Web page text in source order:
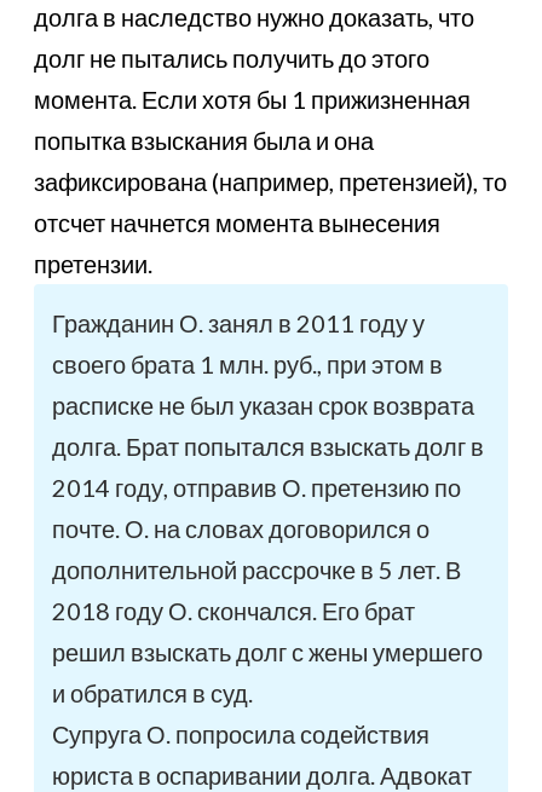
долга в наследство нужно доказать, что
долг не пытались получить до этого
момента. Если хотя бы 1 прижизненная
попытка взыскания была и она
зафиксирована (например, претензией), то
отсчет начнется момента вынесения
претензии.
Гражданин О. занял в 2011 году у
своего брата 1 млн. руб., при этом в
расписке не был указан срок возврата
долга. Брат попытался взыскать долг в
2014 году, отправив О. претензию по
почте. О. на словах договорился о
дополнительной рассрочке в 5 лет. В
2018 году О. скончался. Его брат
решил взыскать долг с жены умершего
и обратился в суд.
Супруга О. попросила содействия
юриста в оспаривании долга. Адвокат